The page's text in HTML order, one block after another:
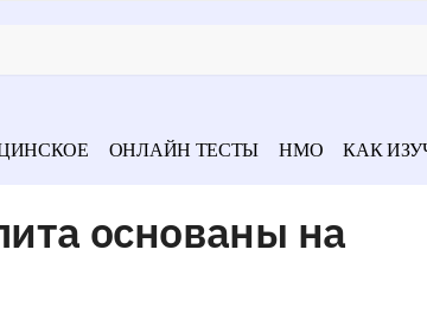
ОНЛАЙН ТЕСТЫ НМО КАК
основаны на